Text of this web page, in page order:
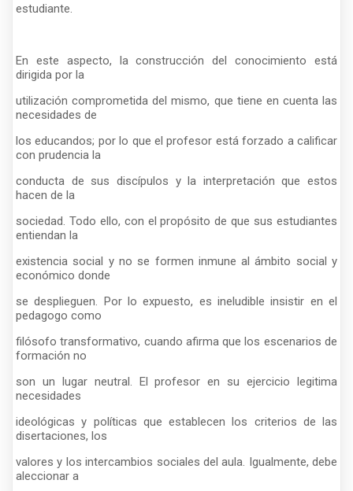
estudiante.
En este aspecto, la construcción del conocimiento está
dirigida por la
utilización comprometida del mismo, que tiene en cuenta las
necesidades de
los educandos; por lo que el profesor está forzado a calificar
con prudencia la
conducta de sus discípulos y la interpretación que estos
hacen de la
sociedad. Todo ello, con el propósito de que sus estudiantes
entiendan la
existencia social y no se formen inmune al ámbito social y
económico donde
se desplieguen. Por lo expuesto, es ineludible insistir en el
pedagogo como
filósofo transformativo, cuando afirma que los escenarios de
formación no
son un lugar neutral. El profesor en su ejercicio legitima
necesidades
ideológicas y políticas que establecen los criterios de las
disertaciones, los
valores y los intercambios sociales del aula. Igualmente, debe
aleccionar a